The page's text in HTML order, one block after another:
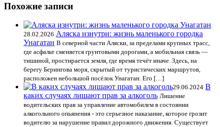
Похожие записи
28.02.2026 Аляска изнутри: жизнь маленького городка
Унагатан В северной части Аляски, за пределами крупных трасс,
где асфальт сменяется грунтовыми дорогами, а мобильная связь —
тишиной, простирается земля, где время течёт иначе. Здесь, на
берегу Берингова моря, скрытый от туристических маршрутов,
расположен небольшой посёлок Унагатан. Его […]
29.06.2024 В
каких случаях лишают прав за алкоголь Лишение
водительских прав за управление автомобилем в состоянии
алкогольного опьянения - это серьезное наказание, которое грозит
водителю за нарушение правил дорожного движения. Существует